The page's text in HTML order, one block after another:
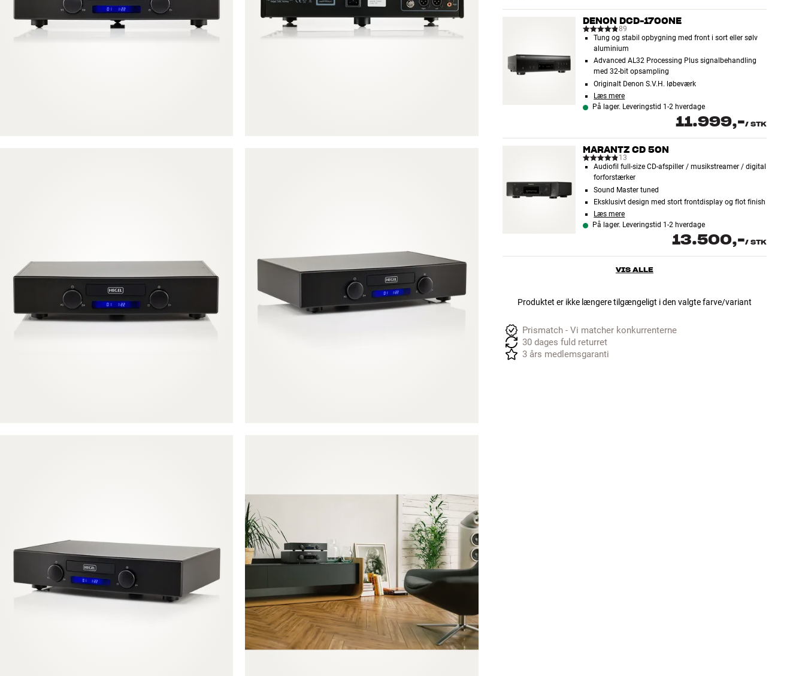
DENON DCD-1700NE
89
Tung og stabil opbygning med front i sort eller sølv
aluminium
Advanced AL32 Processing Plus signalbehandling
med 32-bit opsampling
Originalt Denon S.V.H. løbeværk
Læs mere
På lager. Leveringstid 1-2 hverdage
11.999,-/ STK
MARANTZ CD 50N
13
Audiofil full-size CD-afspiller / musikstreamer / digital
forforstærker
Sound Master tuned
Eksklusivt design med stort frontdisplay og flot finish
Læs mere
På lager. Leveringstid 1-2 hverdage
13.500,-/ STK
VIS ALLE
Produktet er ikke længere tilgængeligt i den valgte farve/variant
Prismatch - Vi matcher konkurrenterne
30 dages fuld returret
3 års medlemsgaranti